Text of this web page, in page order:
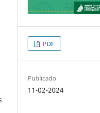
PDF
Publicado
11-02-2024